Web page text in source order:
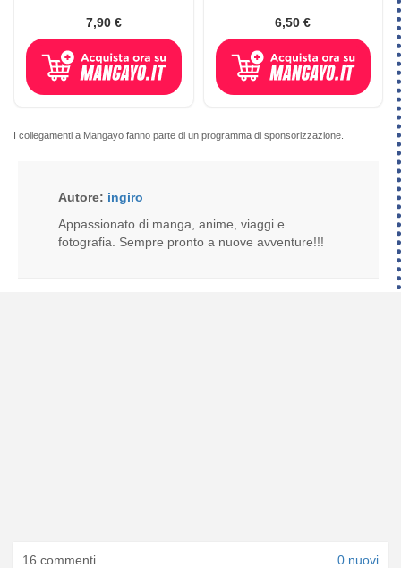
7,90 € 6,50 €
I collegamenti a Mangayo fanno parte di un programma di sponsorizzazione.
Autore: ingiro
Appassionato di manga, anime, viaggi e
fotografia. Sempre pronto a nuove avventure!!!
16 commenti 0 nuovi